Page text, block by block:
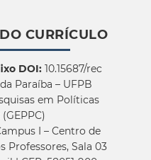
CURRÍCULO
DOI:10.15687/rec
Paraíba – UFPB
em Políticas
I – Centro de
Professores, Sala 03